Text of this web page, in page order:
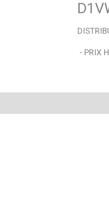
- PRIX